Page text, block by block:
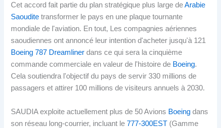
Cet accord fait partie du plan stratégique plus large deArabie
Saoudite transformer le pays en une plaque tournante
mondiale de l'aviation. En tout, Les compagnies aériennes
saoudiennes ont annoncé leur intention d'acheter jusqu'à 121
Boeing 787 Dreamliner dans ce qui sera la cinquième
commande commerciale en valeur de l'histoire de Boeing.
Cela soutiendra l'objectif du pays de servir 330 millions de
passagers et attirer 100 millions de visiteurs annuels à 2030.
SAUDIA exploite actuellement plus de 50 Avions Boeing dans
son réseau long-courrier, incluant le777-300EST (Gamme